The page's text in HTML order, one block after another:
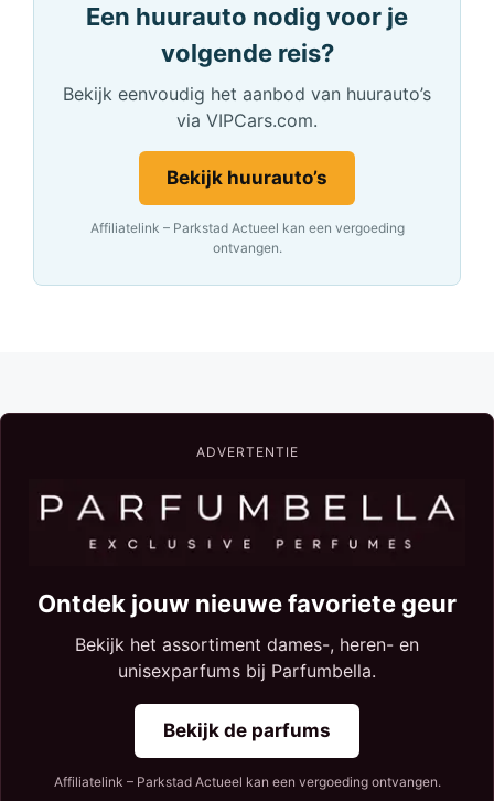
Een huurauto nodig voor je
volgende reis?
Bekijk eenvoudig het aanbod van huurauto’s
via VIPCars.com.
Bekijk huurauto’s
Affiliatelink – Parkstad Actueel kan een vergoeding
ontvangen.
ADVERTENTIE
Ontdek jouw nieuwe favoriete geur
Bekijk het assortiment dames-, heren- en
unisexparfums bij Parfumbella.
Bekijk de parfums
Affiliatelink – Parkstad Actueel kan een vergoeding ontvangen.